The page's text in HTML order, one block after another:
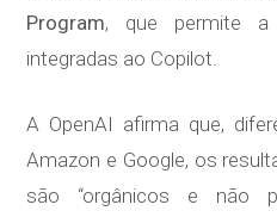
Program, que permite a
integradas ao Copilot.
A OpenAI afirma que,
Amazon e Google, os
são “orgânicos e não